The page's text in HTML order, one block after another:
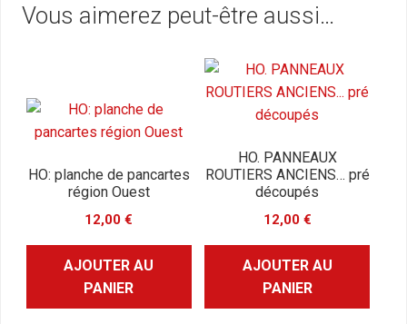
Vous aimerez peut-être aussi…
HO: planche de pancartes
région Ouest
12,00€
AJOUTER AU
PANIER
HO. PANNEAUX
ROUTIERS ANCIENS… pré
découpés
12,00 €
AJOUTER AU
PANIER